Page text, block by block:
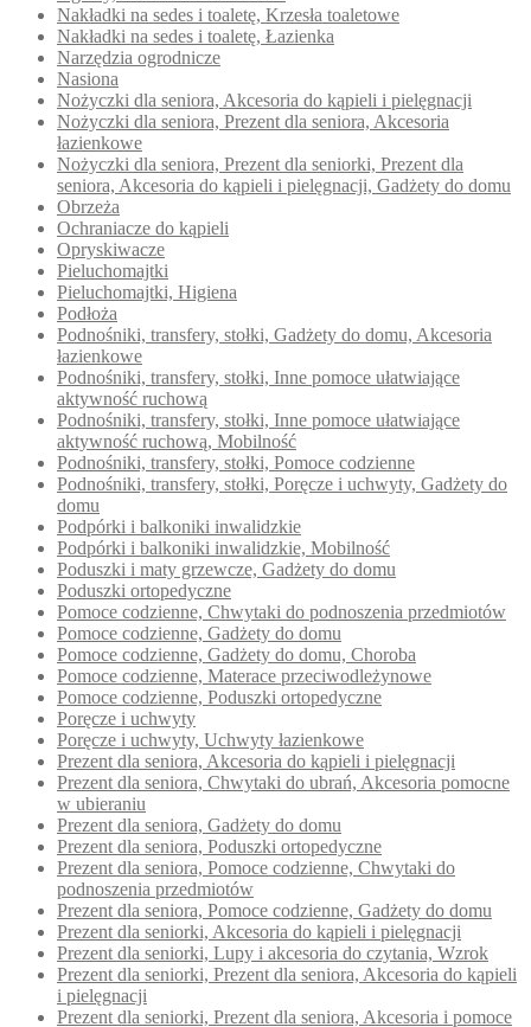
Nakładki na sedes i toaletę, Krzesła toaletowe
Nakładki na sedes i toaletę, Łazienka
Narzędzia ogrodnicze
Nasiona
Nożyczki dla seniora, Akcesoria do kąpieli i pielęgnacji
Nożyczki dla seniora, Prezent dla seniora, Akcesoria
łazienkowe
Nożyczki dla seniora, Prezent dla seniorki, Prezent dla
seniora, Akcesoria do kąpieli i pielęgnacji, Gadżety do domu
Obrzeża
Ochraniacze do kąpieli
Opryskiwacze
Pieluchomajtki
Pieluchomajtki, Higiena
Podłoża
Podnośniki, transfery, stołki, Gadżety do domu, Akcesoria
łazienkowe
Podnośniki, transfery, stołki, Inne pomoce ułatwiające
aktywność ruchową
Podnośniki, transfery, stołki, Inne pomoce ułatwiające
aktywność ruchową, Mobilność
Podnośniki, transfery, stołki, Pomoce codzienne
Podnośniki, transfery, stołki, Poręcze i uchwyty, Gadżety do
domu
Podpórki i balkoniki inwalidzkie
Podpórki i balkoniki inwalidzkie, Mobilność
Poduszki i maty grzewcze, Gadżety do domu
Poduszki ortopedyczne
Pomoce codzienne, Chwytaki do podnoszenia przedmiotów
Pomoce codzienne, Gadżety do domu
Pomoce codzienne, Gadżety do domu, Choroba
Pomoce codzienne, Materace przeciwodleżynowe
Pomoce codzienne, Poduszki ortopedyczne
Poręcze i uchwyty
Poręcze i uchwyty, Uchwyty łazienkowe
Prezent dla seniora, Akcesoria do kąpieli i pielęgnacji
Prezent dla seniora, Chwytaki do ubrań, Akcesoria pomocne
w ubieraniu
Prezent dla seniora, Gadżety do domu
Prezent dla seniora, Poduszki ortopedyczne
Prezent dla seniora, Pomoce codzienne, Chwytaki do
podnoszenia przedmiotów
Prezent dla seniora, Pomoce codzienne, Gadżety do domu
Prezent dla seniorki, Akcesoria do kąpieli i pielęgnacji
Prezent dla seniorki, Lupy i akcesoria do czytania, Wzrok
Prezent dla seniorki, Prezent dla seniora, Akcesoria do kąpieli
i pielęgnacji
Prezent dla seniorki, Prezent dla seniora, Akcesoria i pomoce